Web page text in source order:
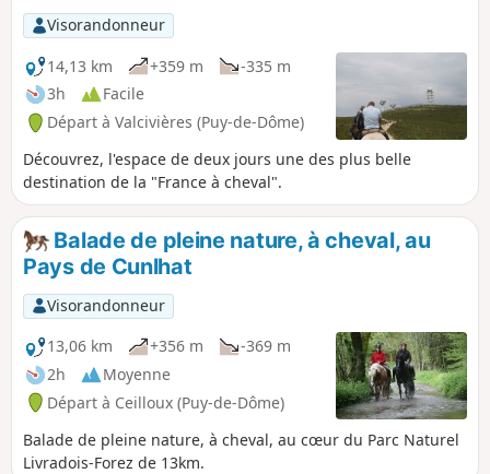
Visorandonneur
14,13 km
+359 m
-335 m
3h
Facile
Départ à Valcivières (Puy-de-Dôme)
Découvrez, l'espace de deux jours une des plus belle
destination de la "France à cheval".
Balade de pleine nature, à cheval, au
Pays de Cunlhat
Visorandonneur
13,06 km
+356 m
-369 m
2h
Moyenne
Départ à Ceilloux (Puy-de-Dôme)
Balade de pleine nature, à cheval, au cœur du Parc Naturel
Livradois-Forez de 13km.